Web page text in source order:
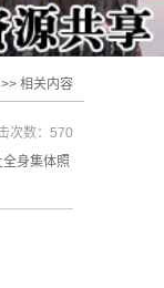
>> 相关内容
身集体照
次数：570